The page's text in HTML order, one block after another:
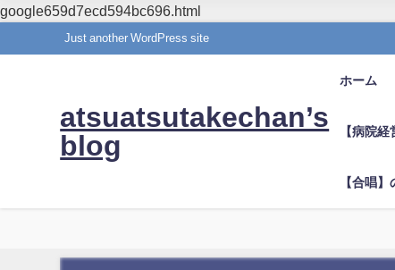
google659d7ecd594bc696.html
Just another WordPress site
atsuatsutakechan’s
blog
ホーム
【病院
【合唱】